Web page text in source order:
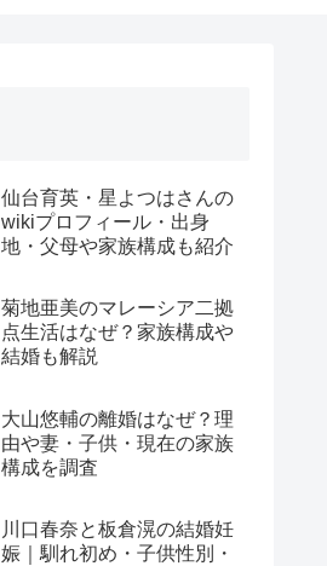
仙台育英・星よつはさんの
wikiプロフィール・出身
地・父母や家族構成も紹介
菊地亜美のマレーシア二拠
点生活はなぜ？家族構成や
結婚も解説
大山悠輔の離婚はなぜ？理
由や妻・子供・現在の家族
構成を調査
川口春奈と板倉滉の結婚妊
娠｜馴れ初め・子供性別・